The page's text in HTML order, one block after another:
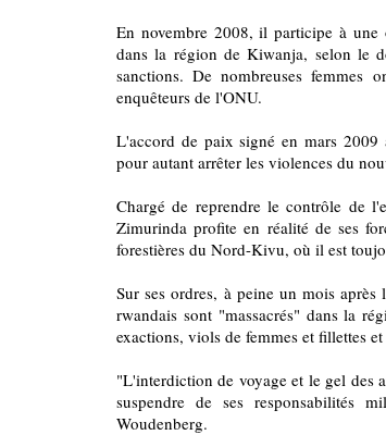
En novembre 2008, il participe à une
dans la région de Kiwanja, selon le
sanctions. De nombreuses femmes
enquêteurs de l'ONU.
L'accord de paix signé en mars 2009
pour autant arrêter les violences du
Chargé de reprendre le contrôle de
Zimurinda profite en réalité de ses
forestières du Nord-Kivu, où il est
Sur ses ordres, à peine un mois
rwandais sont "massacrés" dans la
exactions, viols de femmes et fillettes
"L'interdiction de voyage et le gel des
suspendre de ses responsabilités
Woudenberg.